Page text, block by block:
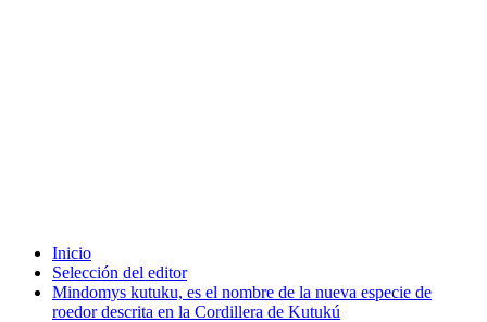
Inicio
Selección del editor
Mindomys kutuku, es el nombre de la nueva especie de
roedor descrita en la Cordillera de Kutukú